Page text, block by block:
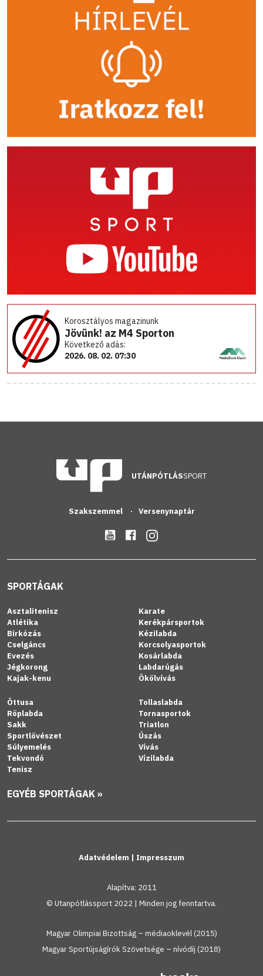
Korosztályos magazinunk
Jövünk! az M4 Sporton
Következő adás:
2026. 08. 02. 07:30
UTÁNPÓTLÁSSPORT
Szakszemmel Versenynaptár
SPORTÁGAK
Asztalitenisz
Atlétika
Birkózás
Cselgáncs
Evezés
Jégkorong
Kajak-kenu
Karate
Kerékpársportok
Kézilabda
Korcsolyasportok
Kosárlabda
Labdarúgás
Ökölvívás
Öttusa
Röplabda
Sakk
Sportlövészet
Súlyemelés
Tekvondó
Tenisz
Tollaslabda
Tornasportok
Triatlon
Úszás
Vívás
Vízilabda
EGYÉB SPORTÁGAK »
Adatvédelem | Impresszum
Alapítva: 2011
© Utanpótlássport 2022 | Minden jog fenntartva.
Magyar Olimpiai Bizottság – médiaoklevél (2015)
Magyar Sportújságírók Szövetsége – nívódíj (2018)